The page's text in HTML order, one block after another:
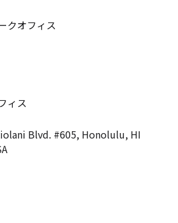
クオフィス
ィス
Blvd. #605, Honolulu, HI